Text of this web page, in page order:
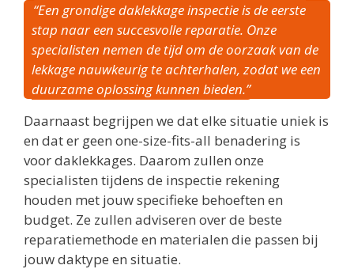
“Een grondige daklekkage inspectie is de eerste
stap naar een succesvolle reparatie. Onze
specialisten nemen de tijd om de oorzaak van de
lekkage nauwkeurig te achterhalen, zodat we een
duurzame oplossing kunnen bieden.”
Daarnaast begrijpen we dat elke situatie uniek is
en dat er geen one-size-fits-all benadering is
voor daklekkages. Daarom zullen onze
specialisten tijdens de inspectie rekening
houden met jouw specifieke behoeften en
budget. Ze zullen adviseren over de beste
reparatiemethode en materialen die passen bij
jouw daktype en situatie.